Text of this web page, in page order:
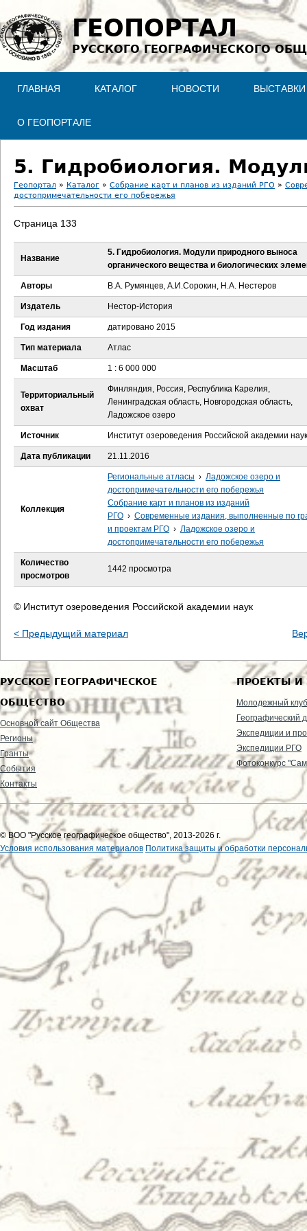
Jump to navigation
ГЕОПОРТАЛ
РУССКОГО ГЕОГРАФИЧЕСКОГО
ГЛАВНАЯ КАТАЛОГ НОВОСТИ ВЫСТАВКИ
О ГЕОПОРТАЛЕ
В
д
е
с
ь
Геопортал » Каталог » Собрание карт и планов из изданий РГО »
достопримечательности его побережья
Страница 133
Название
5. Гидробиология. Модули природного выноса
органического вещества и биологических
Авторы В.А. Румянцев, А.И.Сорокин, Н.А. Нестеров
Издатель Нестор-История
Год издания датировано 2015
Тип материала Атлас
Масштаб 1 : 6 000 000
Территориальный
охват
Финляндия, Россия, Республика Карелия,
Ленинградская область, Новгородская область,
Ладожское озеро
Источник Институт озероведения Российской академии наук
Дата публикации 21.11.2016
Коллекция
Региональные атласы › Ладожское озеро и
достопримечательности его побережья
Собрание карт и планов из изданий
РГО › Современные издания, выполненные по
и проектам РГО › Ладожское озеро и
достопримечательности его побережья
Количество
просмотров
1442 просмотра
© Институт озероведения Российской академии наук
< Предыдущий материал
РУССКОЕ ГЕОГРАФИЧЕСКОЕ
ОБЩЕСТВО
Основной сайт Общества
Регионы
Гранты
События
Контакты
ПРОЕКТЫ И
Молодежный клуб
Географический
Экспедиции и
Экспедиции РГО
Фотоконкурс
© ВОО "Русское географическое общество", 2013-2026 г.
Условия использования материалов Политика защиты и обработки